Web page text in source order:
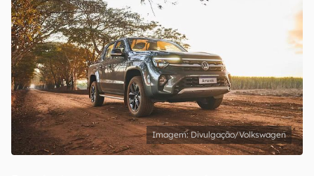
Divulgação/Volkswagen